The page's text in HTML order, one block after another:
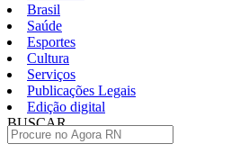
Brasil
Saúde
Esportes
Cultura
Serviços
Publicações Legais
Edição digital
BUSCAR